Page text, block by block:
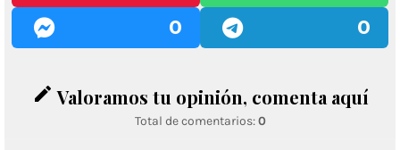
0
0
edit Valoramos tu opinión, comenta aquí
Total de comentarios:0